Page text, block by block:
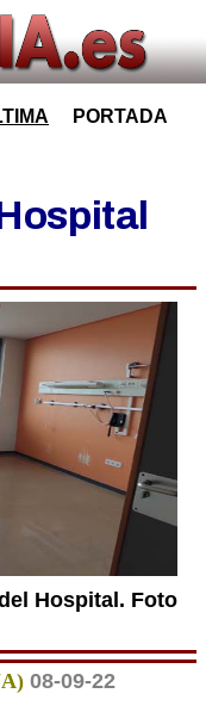
PORTADA
Hospital. Foto
08-09-22